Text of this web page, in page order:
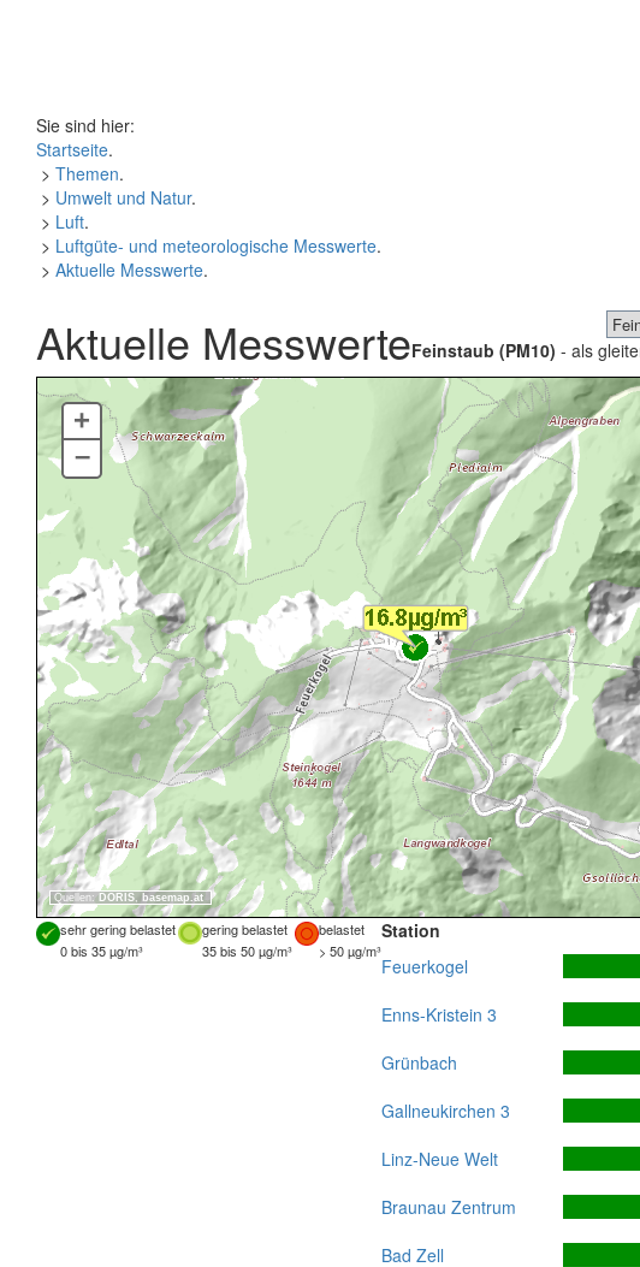
Sie sind hier:
Startseite.
> Themen.
> Umwelt und Natur.
> Luft.
> Luftgüte- und meteorologische Messwerte.
> Aktuelle Messwerte.
Aktuelle MesswerteFeinstaub (PM10) - als
Quellen: DORIS, basemap.at
+
–
sehr gering belastet gering belastet
belastet
0 bis 35 µg/m³
35 bis 50 µg/m³ > 50 µg/m³
Station
Feuerkogel
Enns-Kristein 3
Grünbach
Gallneukirchen 3
Linz-Neue Welt
Braunau Zentrum
Bad Zell